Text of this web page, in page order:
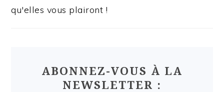
qu'elles vous plairont !
ABONNEZ-VOUS À LA
NEWSLETTER :